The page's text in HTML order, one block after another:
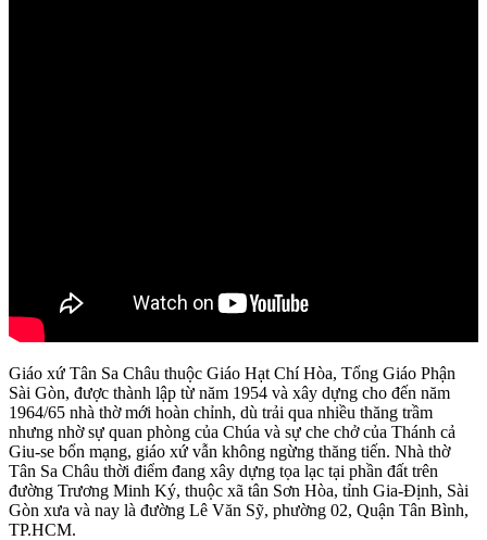
Giáo xứ Tân Sa Châu thuộc Giáo Hạt Chí Hòa, Tổng Giáo Phận
Sài Gòn, được thành lập từ năm 1954 và xây dựng cho đến năm
1964/65 nhà thờ mới hoàn chỉnh, dù trải qua nhiều thăng trầm
nhưng nhờ sự quan phòng của Chúa và sự che chở của Thánh cả
Giu-se bổn mạng, giáo xứ vẫn không ngừng thăng tiến. Nhà thờ
Tân Sa Châu thời điểm đang xây dựng tọa lạc tại phần đất trên
đường Trương Minh Ký, thuộc xã tân Sơn Hòa, tỉnh Gia-Định, Sài
Gòn xưa và nay là đường Lê Văn Sỹ, phường 02, Quận Tân Bình,
TP.HCM.